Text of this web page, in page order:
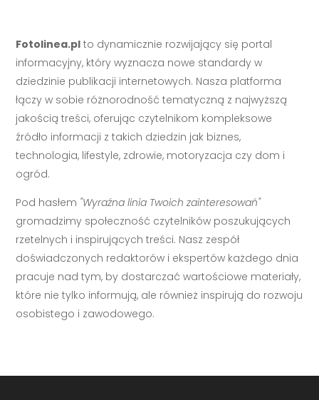
Fotolinea.pl to dynamicznie rozwijający się portal
informacyjny, który wyznacza nowe standardy w
dziedzinie publikacji internetowych. Nasza platforma
łączy w sobie różnorodność tematyczną z najwyższą
jakością treści, oferując czytelnikom kompleksowe
źródło informacji z takich dziedzin jak biznes,
technologia, lifestyle, zdrowie, motoryzacja czy dom i
ogród.
Pod hasłem "Wyraźna linia Twoich zainteresowań"
gromadzimy społeczność czytelników poszukujących
rzetelnych i inspirujących treści. Nasz zespół
doświadczonych redaktorów i ekspertów każdego dnia
pracuje nad tym, by dostarczać wartościowe materiały,
które nie tylko informują, ale również inspirują do rozwoju
osobistego i zawodowego.